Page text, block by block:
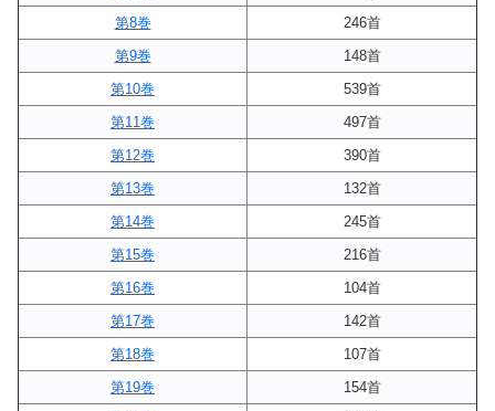
第8巻
246首
第9巻
148首
第10巻
539首
第11巻
497首
第12巻
390首
第13巻
132首
第14巻
245首
第15巻
216首
第16巻
104首
第17巻
142首
第18巻
107首
第19巻
154首